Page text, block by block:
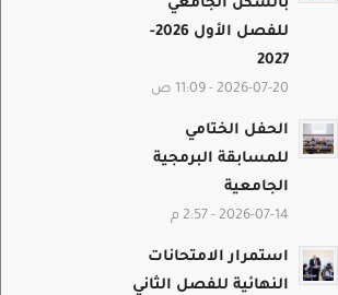
بالسكن الجامعي
للفصل الأول 2026-
2027
2026-07-20 - 11:09 ص
الحفل الختامي
للمسابقة البرمجية
الجامعية
2026-07-14 - 2:57 م
استمرار الامتحانات
النهائية للفصل الثاني